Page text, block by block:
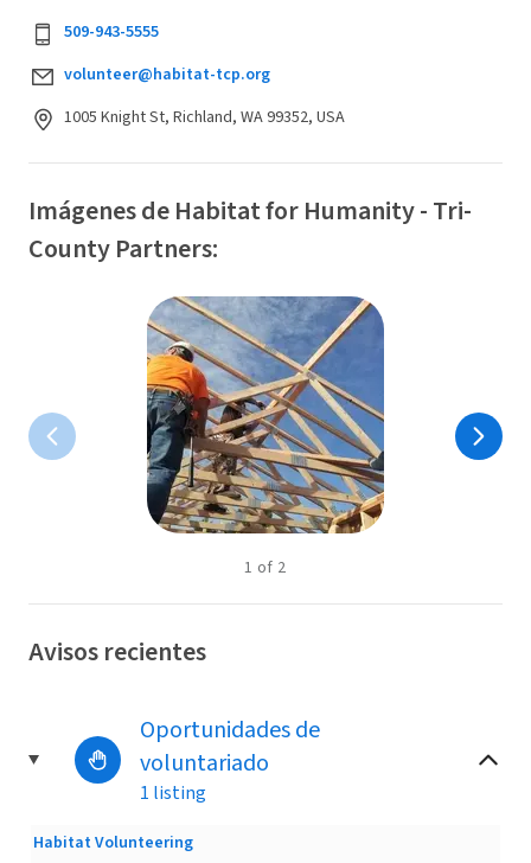
509-943-5555
volunteer@habitat-tcp.org
1005 Knight St, Richland, WA 99352, USA
Imágenes de Habitat for Humanity - Tri-
County Partners:
1 of 2
Avisos recientes
Oportunidades de
voluntariado
1 listing
Habitat Volunteering